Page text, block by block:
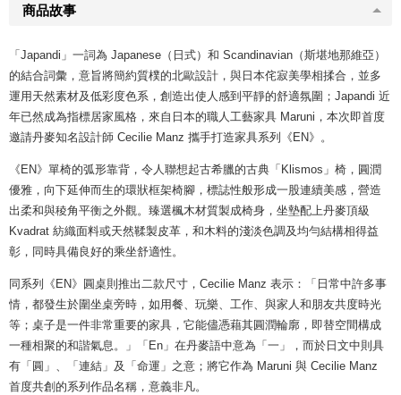
商品故事
「Japandi」一詞為 Japanese（日式）和 Scandinavian（斯堪地那維亞）
的結合詞彙，意旨將簡約質樸的北歐設計，與日本侘寂美學相揉合，並多
運用天然素材及低彩度色系，創造出使人感到平靜的舒適氛圍；Japandi 近
年已然成為指標居家風格，來自日本的職人工藝家具 Maruni，本次即首度
邀請丹麥知名設計師 Cecilie Manz 攜手打造家具系列《EN》。
《EN》單椅的弧形靠背，令人聯想起古希臘的古典「Klismos」椅，圓潤
優雅，向下延伸而生的環狀框架椅腳，標誌性般形成一股連續美感，營造
出柔和與稜角平衡之外觀。臻選楓木材質製成椅身，坐墊配上丹麥頂級
Kvadrat 紡織面料或天然鞣製皮革，和木料的淺淡色調及均勻結構相得益
彰，同時具備良好的乘坐舒適性。
同系列《EN》圓桌則推出二款尺寸，Cecilie Manz 表示：「日常中許多事
情，都發生於圍坐桌旁時，如用餐、玩樂、工作、與家人和朋友共度時光
等；桌子是一件非常重要的家具，它能儘憑藉其圓潤輪廓，即替空間構成
一種相聚的和諧氣息。」「En」在丹麥語中意為「一」，而於日文中則具
有「圓」、「連結」及「命運」之意；將它作為 Maruni 與 Cecilie Manz
首度共創的系列作品名稱，意義非凡。